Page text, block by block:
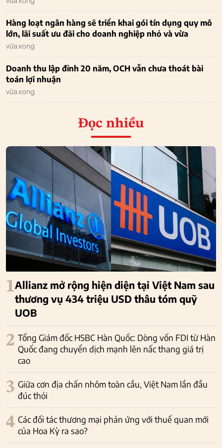
Hàng loạt ngân hàng sẽ triển khai gói tín dụng quy mô
lớn, lãi suất ưu đãi cho doanh nghiệp nhỏ và vừa
vừa xong
Doanh thu lập đỉnh 20 năm, OCH vẫn chưa thoát bài
toán lợi nhuận
vừa xong
Đọc nhiều
1Allianz mở rộng hiện diện tại Việt Nam sau
thương vụ 434 triệu USD thâu tóm quỹ
UOB
2 Tổng Giám đốc HSBC Hàn Quốc: Dòng vốn FDI từ Hàn
Quốc đang chuyển dịch mạnh lên nấc thang giá trị
cao
3 Giữa cơn địa chấn nhôm toàn cầu, Việt Nam lần đầu
đúc thỏi
4 Các đối tác thương mại phản ứng với thuế quan mới
của Hoa Kỳ ra sao?